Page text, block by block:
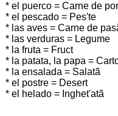
* el puerco = Carne de
* el pescado = Pes'te
* las aves = Carne de
* las verduras = Legume
* la fruta = Fruct
* la patata, la papa =
* la ensalada = Salatã
* el postre = Desert
* el helado = Inghet'atã